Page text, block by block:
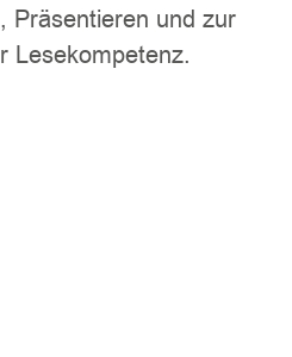
Präsentieren und zur
Lesekompetenz.